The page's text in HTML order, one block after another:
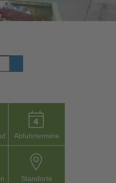
Abfuhrtermine
Stand­orte